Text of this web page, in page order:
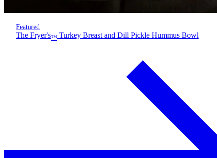
Featured
The Fryer's™ Turkey Breast and Dill Pickle Hummus Bowl